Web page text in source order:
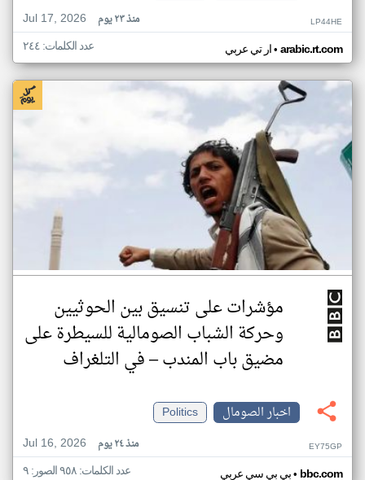
Jul 17, 2026
منذ ٢٣ يوم LP44HE
ار تي عربي• arabic.rt.com عدد الكلمات: ٢٤٤
مؤشرات على تنسيق بين الحوثيين
وحركة الشباب الصومالية للسيطرة على
مضيق باب المندب – في التلغراف
اخبار الصومال
Politics
Jul 16, 2026
منذ ٢٤ يوم EY75GP
بي بي سي عربي• bbc.com عدد الكلمات: ٩٥٨ الصور: ٩